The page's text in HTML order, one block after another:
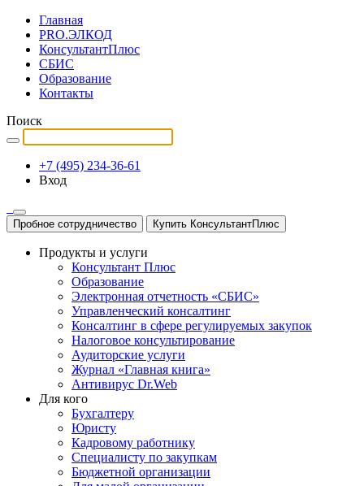
Главная
PRO.ЭЛКОД
КонсультантПлюс
СБИС
Образование
Контакты
Поиск
+7 (495) 234-36-61
Вход
Пробное сотрудничество Купить КонсультантПлюс
Продукты и услуги
Консультант Плюс
Образование
Электронная отчетность «СБИС»
Управленческий консалтинг
Консалтинг в сфере регулируемых закупок
Налоговое консультирование
Аудиторские услуги
Журнал «Главная книга»
Антивирус Dr.Web
Для кого
Бухгалтеру
Юристу
Кадровому работнику
Специалисту по закупкам
Бюджетной организации